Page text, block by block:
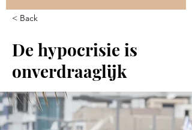
< Back
De hypocrisie is
onverdraaglijk